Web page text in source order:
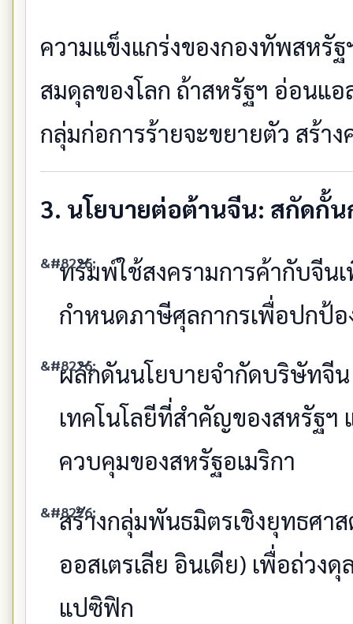
ความแข็งแกร่งของกองทัพสหรั
สมดุลของโลก ถ้าสหรัฐฯ อ่อนแอ
กลุ่มก่อการร้ายจะขยายตัว สร้า
3. นโยบายต่อต้านจีน: สกัดกั้
ทรัมพ์ใช้สงครามการค้ากับจีน
กำหนดภาษีศุลกากรเพื่อปกป้อ
ผลักดันนโยบายจำกัดบริษัทจีน
เทคโนโลยีที่สำคัญของสหรัฐฯ
ควบคุมของสหรัฐอเมริกา
สร้างกลุ่มพันธมิตรเชิงยุทธศา
ออสเตรเลีย อินเดีย) เพื่อถ่ว
แปซิฟิก